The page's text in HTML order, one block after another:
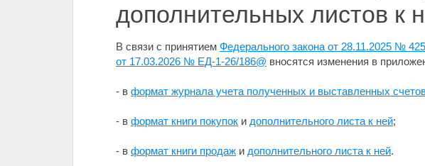
дополнительных листов к
В связи с принятием Федерального закона от 28.11.2025 №
от 17.03.2026 № ЕД-1-26/186@ вносятся изменения в
- в формат журнала учета полученных и выставленных
- в формат книги покупок и дополнительного листа к ней;
- в формат книги продаж и дополнительного листа к ней.